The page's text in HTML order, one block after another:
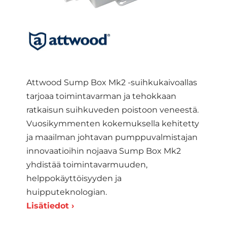
Attwood Sump Box Mk2 -suihkukaivoallas
tarjoaa toimintavarman ja tehokkaan
ratkaisun suihkuveden poistoon veneestä.
Vuosikymmenten kokemuksella kehitetty
ja maailman johtavan pumppuvalmistajan
innovaatioihin nojaava Sump Box Mk2
yhdistää toimintavarmuuden,
helppokäyttöisyyden ja
huipputeknologian.
Lisätiedot ›